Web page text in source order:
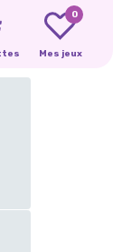
0
Mes jeux